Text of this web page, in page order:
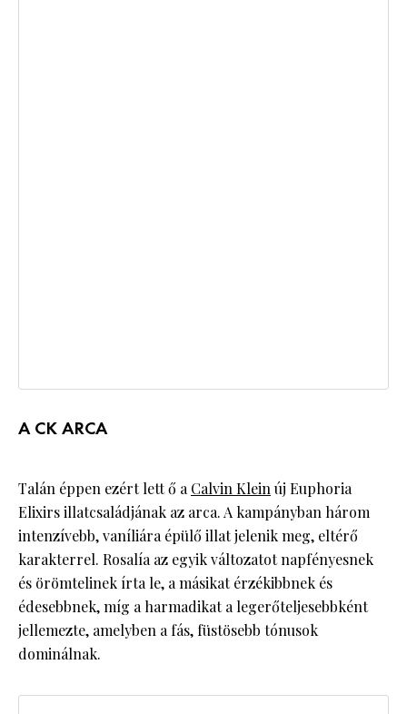
A CK ARCA
Talán éppen ezért lett ő aCalvin Kleinúj Euphoria
Elixirs illatcsaládjának az arca. A kampányban három
intenzívebb, vaníliára épülő illat jelenik meg, eltérő
karakterrel. Rosalía az egyik változatot napfényesnek
és örömtelinek írta le, a másikat érzékibbnek és
édesebbnek, míg a harmadikat a legerőteljesebbként
jellemezte, amelyben a fás, füstösebb tónusok
dominálnak.